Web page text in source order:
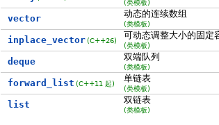
(类模板)
vector 动态的连续数组
(类模板)
inplace_vector (C++26) 可动态调整大小的固定
(类模板)
deque 双端队列
(类模板)
forward_list (C++11 起) 单链表
(类模板)
list 双链表
(类模板)